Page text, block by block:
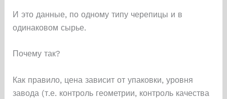
И это данные, по одному типу черепицы и в
одинаковом сырье.
Почему так?
Как правило, цена зависит от упаковки, уровня
завода (т.е. контроль геометрии, контроль качества